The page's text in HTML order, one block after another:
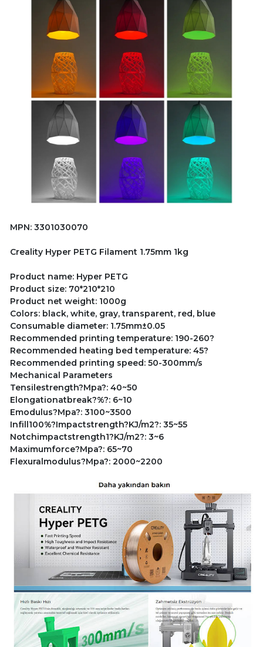
MPN: 3301030070
Creality Hyper PETG Filament 1.75mm 1kg
Product name: Hyper PETG
Product size: 70*210*210
Product net weight: 1000g
Colors: black, white, gray, transparent, red, blue
Consumable diameter: 1.75mm±0.05
Recommended printing temperature: 190-260?
Recommended heating bed temperature: 45?
Recommended printing speed: 50-300mm/s
Mechanical Parameters
Tensilestrength?Mpa?: 40~50
Elongationatbreak?%?: 6~10
Emodulus?Mpa?: 3100~3500
Infill100%?Impactstrength?KJ/m2?: 35~55
Notchimpactstrength1?KJ/m2?: 3~6
Maximumforce?Mpa?: 65~70
Flexuralmodulus?Mpa?: 2000~2200